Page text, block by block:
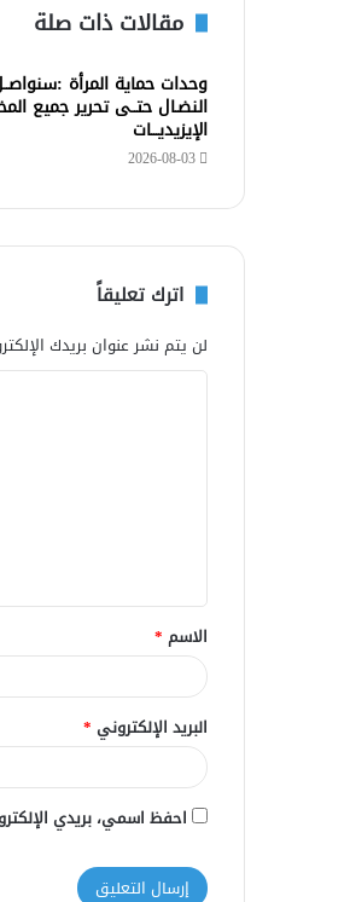
مقالات ذات صلة
وحدات حماية المرأة
النضـال حتــى تحرير جميع
الإيزيديـــات
2026-08-03
اترك تعليقاً
لن يتم نشر عنوان بريدك
ق
*
الاسم *
البريد الإلكتروني *
احفظ اسمي، بريدي